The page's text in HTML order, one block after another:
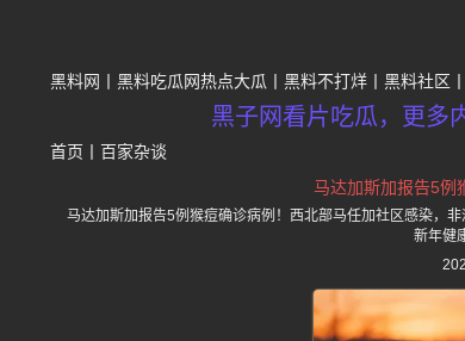
黑料网 黑料吃瓜网热点大瓜 黑料不打烊 黑料社区
黑子网看片吃瓜，更多
首页 百家杂谈
马达加斯加报告5例
马达加斯加报告5例猴痘确诊病例！西北部马任加社区感染，
新年健